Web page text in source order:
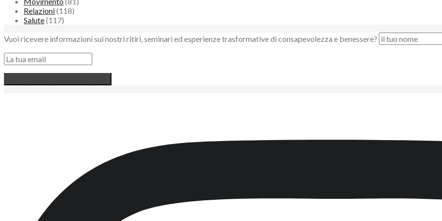
Relazioni(118)
Salute(117)
Vuoi ricevere informazioni sui nostri ritiri, seminari ed esperienze trasformative di consapevolezza e benessere?